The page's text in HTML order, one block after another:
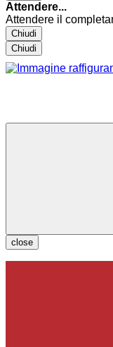
Attendere...
Attendere il
Chiudi
Chiudi
close